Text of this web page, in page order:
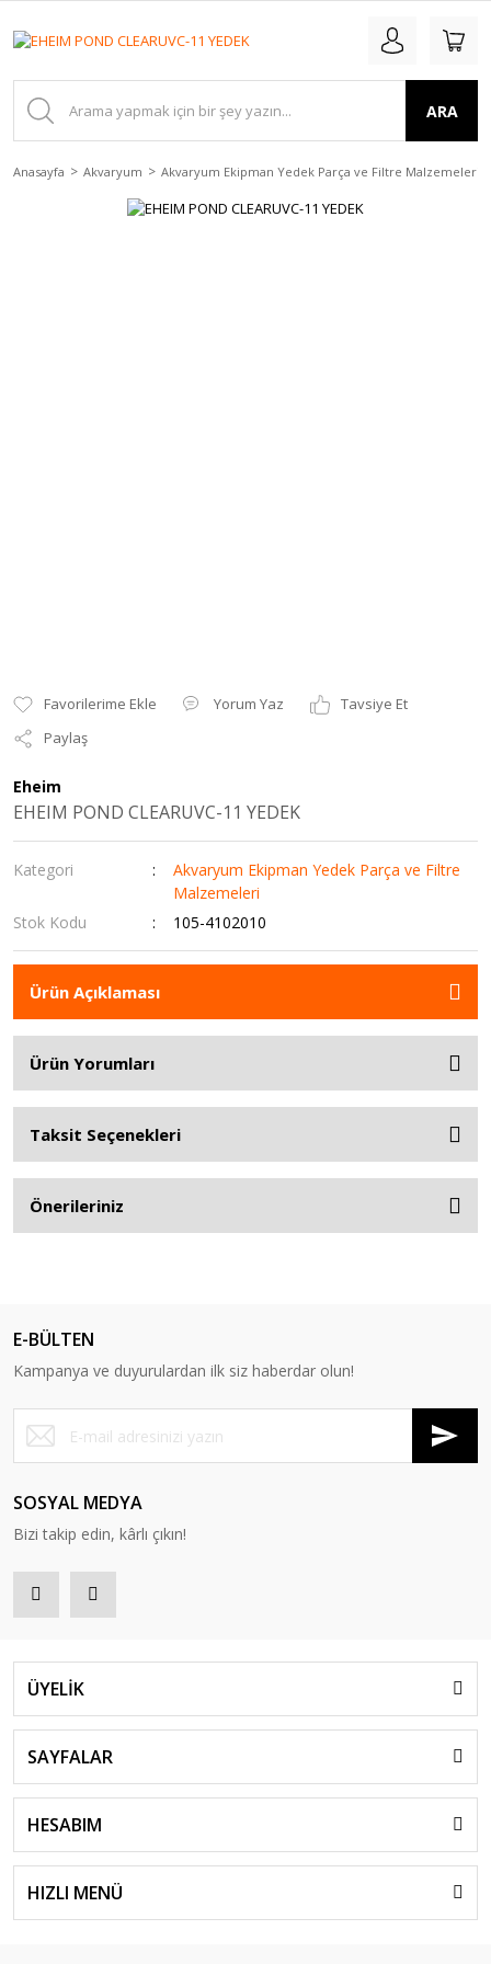
ARA
Anasayfa Akvaryum Akvaryum Ekipman Yedek Parça ve Filtre Malzemeleri
Yorum Yaz
Tavsiye Et
Paylaş
Eheim
EHEIM POND CLEARUVC-11 YEDEK
Kategori
Akvaryum Ekipman Yedek Parça ve Filtre
Malzemeleri
Stok Kodu
105-4102010
Ürün Açıklaması
Ürün Yorumları
Taksit Seçenekleri
Önerileriniz
E-BÜLTEN
Kampanya ve duyurulardan ilk siz haberdar olun!
SOSYAL MEDYA
Bizi takip edin, kârlı çıkın!
ÜYELİK
SAYFALAR
HESABIM
HIZLI MENÜ